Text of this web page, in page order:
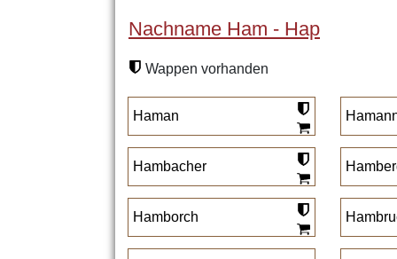
Nachname Ham - Hap
Wappen vorhanden
Haman
Hambacher
Hamborch